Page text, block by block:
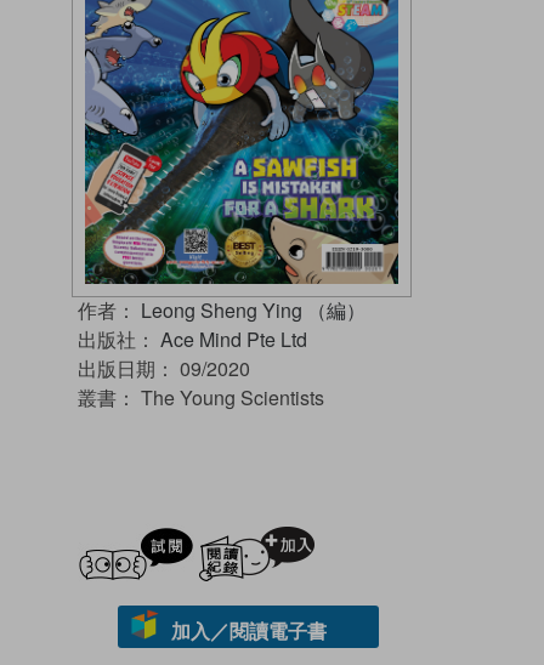
作者： Leong Sheng Ying （編）
出版社： Ace Mind Pte Ltd
出版日期： 09/2020
叢書： The Young Scientists
試閲
加入／閱讀電子書